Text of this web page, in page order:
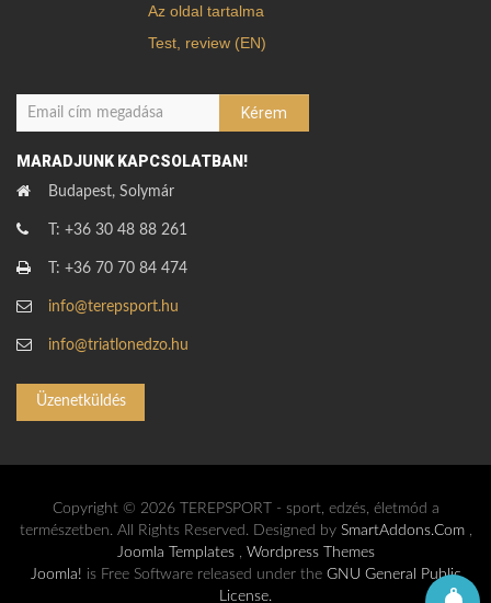
Az oldal tartalma
Test, review (EN)
MARADJUNK KAPCSOLATBAN!
Budapest, Solymár
T: +36 30 48 88 261
T: +36 70 70 84 474
info@terepsport.hu
info@triatlonedzo.hu
Üzenetküldés
Copyright © 2026 TEREPSPORT - sport, edzés, életmód a
természetben. All Rights Reserved. Designed by SmartAddons.Com,
Joomla Templates, Wordpress Themes
Joomla! is Free Software released under the GNU General Public
License.